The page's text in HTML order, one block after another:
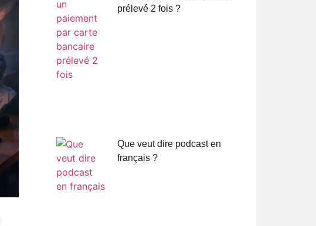
prélevé 2 fois ?
Que veut dire podcast en
français ?